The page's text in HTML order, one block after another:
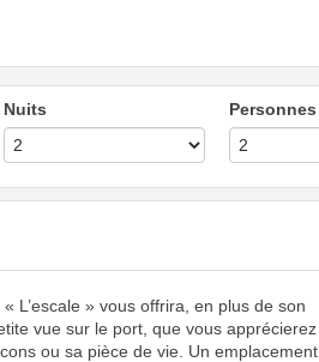
Nuits Personnes
« L’escale » vous offrira, en plus de son
vue sur le port, que vous apprécierez
ou sa pièce de vie. Un emplacement